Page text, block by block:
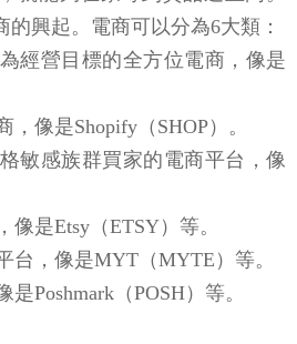
興起。電商可以分為6大類：
經營目標的全方位電商，像是
像是Shopify（SHOP）。
敏感族群買家的電商平台，像
是Etsy（ETSY）等。
台，像是MYT（MYTE）等。
Poshmark（POSH）等。